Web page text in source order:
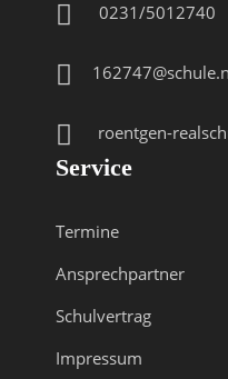
0231/5012740
roentgen-
Service
Termine
Ansprechpartner
Schulvertrag
Impressum